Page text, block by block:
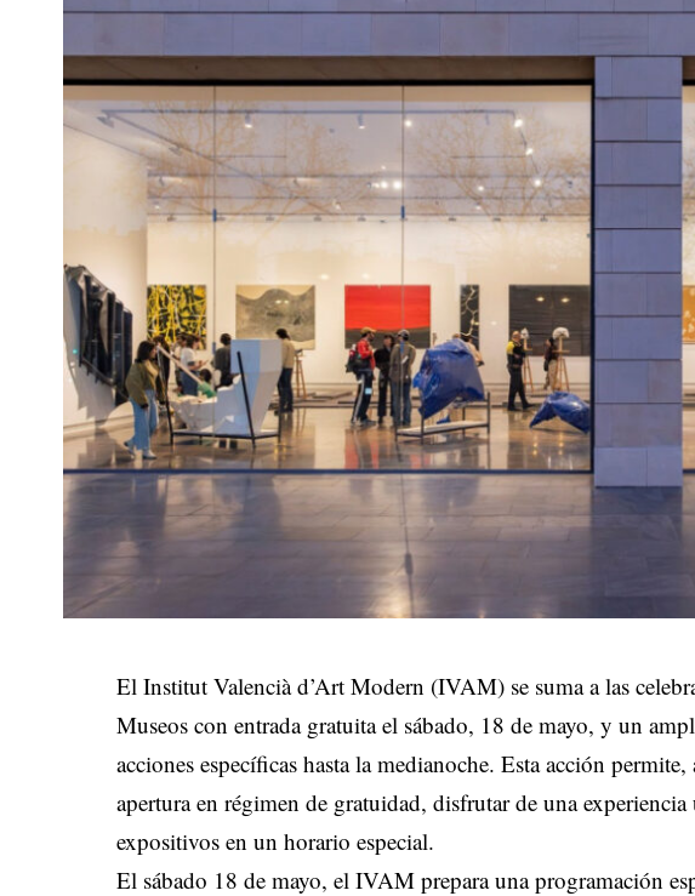
El Institut Valencià d’Art Modern (IVAM) se suma a las
Museos con entrada gratuita el sábado, 18 de mayo, y un
acciones específicas hasta la medianoche. Esta acción
apertura en régimen de gratuidad, disfrutar de una
expositivos en un horario especial.
El sábado 18 de mayo, el IVAM prepara una programación